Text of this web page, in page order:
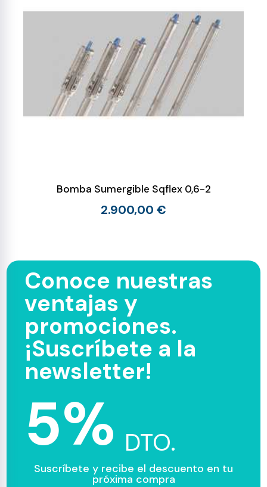
Bomba Sumergible Sqflex 0,6-2
2.900,00 €
Conoce nuestras
ventajas y
promociones.
¡Suscríbete a la
newsletter!
5% DTO.
Suscríbete y recibe el descuento en tu
próxima compra